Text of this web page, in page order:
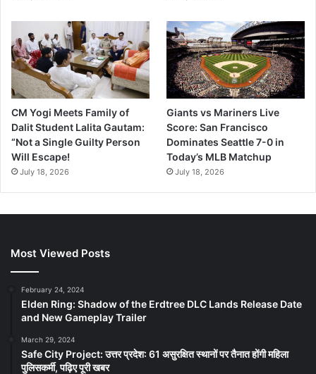
CM Yogi Meets Family of
Dalit Student Lalita Gautam:
“Not a Single Guilty Person
Will Escape!
July 18, 2026
Giants vs Mariners Live
Score: San Francisco
Dominates Seattle 7-0 in
Today’s MLB Matchup
July 18, 2026
Most Viewed Posts
February 24, 2024
Elden Ring: Shadow of the Erdtree DLC Lands Release Date
and New Gameplay Trailer
March 29, 2024
Safe City Project: उत्तर प्रदेश: 61 असुरक्षित स्थानों पर तैनात होंगी महिला
पुलिसकर्मी, पढ़िए पूरी खबर